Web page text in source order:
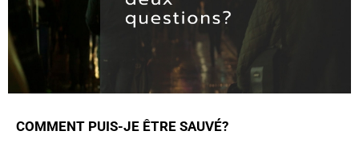
COMMENT PUIS-JE ÊTRE SAUVÉ?